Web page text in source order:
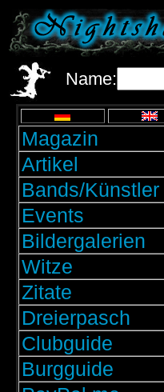
Name:
Magazin
Artikel
Bands/Künstler
Events
Bildergalerien
Witze
Zitate
Dreierpasch
Clubguide
Burgguide